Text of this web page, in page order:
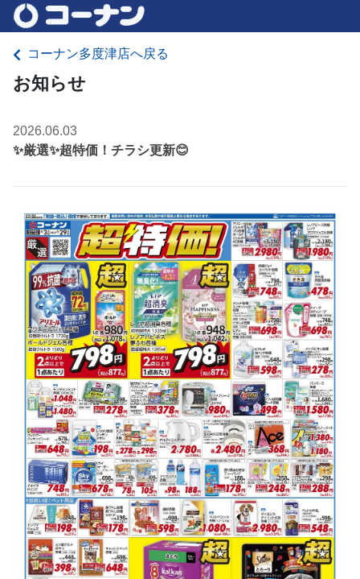
コーナン多度津店へ戻る
お知らせ
2026.06.03
✨厳選✨超特価！チラシ更新😊